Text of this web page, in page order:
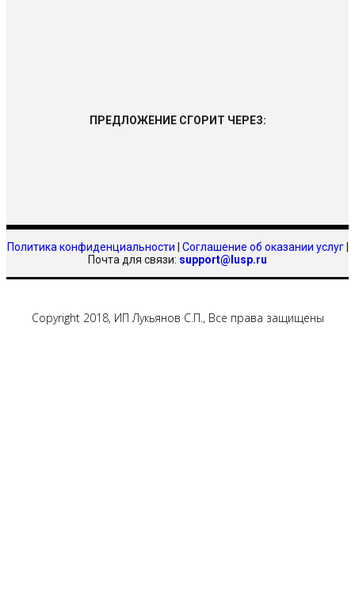
ПРЕДЛОЖЕНИЕ СГОРИТ ЧЕРЕЗ:
Политика конфиденциальности Соглашение об оказании услуг|
Почта для связи: support@lusp.ru
Copyright 2018, ИП Лукьянов С.П., Все права защищены